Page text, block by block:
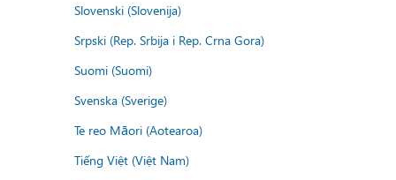
Slovenski (Slovenija)
Srpski (Rep. Srbija i Rep. Crna Gora)
Suomi (Suomi)
Svenska (Sverige)
Te reo Māori (Aotearoa)
Tiếng Việt (Việt Nam)